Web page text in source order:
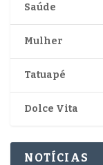
Saúde
Mulher
Tatuapé
Dolce Vita
NOTÍCIAS